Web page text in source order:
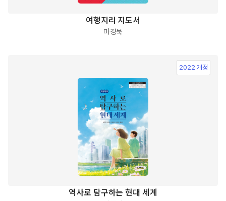
여행지리 지도서
마경묵
2022 개정
역사로 탐구하는 현대 세계